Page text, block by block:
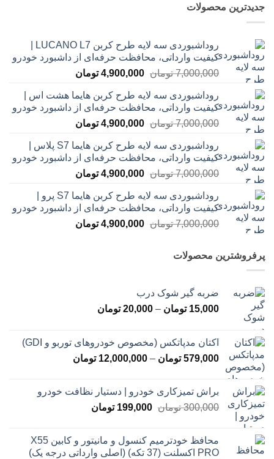
جدیدترین محصولات
کیفیت وارداتی، محافظت حرفه‌ای از داشبورد خودرو
7,000,000 تومان قیمت
7,000,000 تومان
بود.
4,900,000 تومانقیمت
4,900,000 تومان
است.
روداشبوردی سه‌ لایه طرح کربن هایما هشت اس |
کیفیت وارداتی، محافظت حرفه‌ای از داشبورد خودرو
7,000,000 تومان قیمت
7,000,000 تومان
بود.
4,900,000 تومانقیمت
4,900,000 تومان
است.
روداشبوردی سه‌ لایه طرح کربن هایما S7 پلاس |
کیفیت وارداتی، محافظت حرفه‌ای از داشبورد خودرو
7,000,000 تومان قیمت
7,000,000 تومان
بود.
4,900,000 تومانقیمت
است.
روداشبوردی سه‌ لایه طرح کربن هایما S7 پرو |
کیفیت وارداتی، محافظت حرفه‌ای از داشبورد خودرو
7,000,000 تومان قیمت
4,900,000 تومانقیمت
پرفروشترین محصولات
ضربه گیر شوک درب
15,000 تومان –
20,000 تومان
تا
20,000 تومان
اکتان مدپاتکس (مخصوص خودروهای توربو و GDI)
579,000 تومان –
12,000,000 تومان
تا
براش تمیزکاری خودرو | دستیار نظافت خودرو
300,000 تومان قیمت
بود.
199,000 تومانقیمت
است.
محافظ خودترمیم کنسول و مانیتور و کابین X55
PRO اکسلنت (37 تکه) (اصلی وارداتی درجه یک)